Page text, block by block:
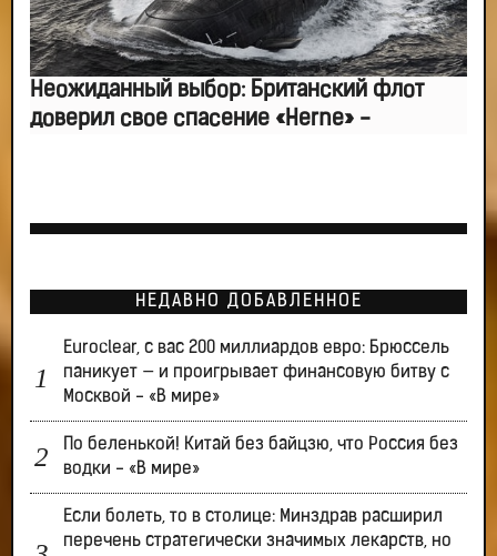
Неожиданный выбор: Британский флот
доверил свое спасение «Herne» -
НЕДАВНО ДОБАВЛЕННОЕ
Euroclear, с вас 200 миллиардов евро: Брюссель
паникует — и проигрывает финансовую битву с
Москвой - «В мире»
По беленькой! Китай без байцзю, что Россия без
водки - «В мире»
Если болеть, то в столице: Минздрав расширил
перечень стратегически значимых лекарств, но